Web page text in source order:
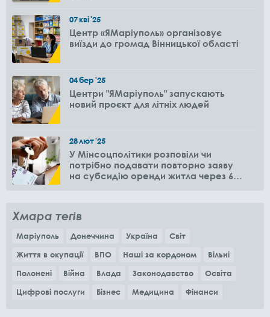
07кві'25
Центр «ЯМаріуполь» організовує
виїзди до громад Вінницької області
04бер'25
Центри "ЯМаріуполь" запускають
новий проєкт для літніх людей
28лют'25
У Мінсоцполітики розповіли чи
потрібно подавати повторно заяву
на субсидію оренди житла через 6
Хмара тегів
Маріуполь Донеччина Україна
Світ
Життя в окупації
ВПО Наші за кордоном
Вільні
Полонені
Війна Влада Законодавство
Освіта
Цифрові послуги
Бізнес Медицина Фінанси